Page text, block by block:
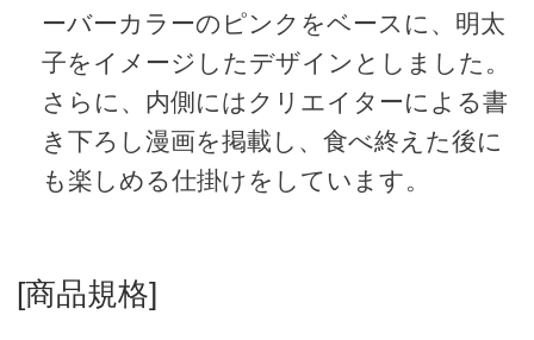
ーバーカラーのピンクをベースに、明太
子をイメージしたデザインとしました。
さらに、内側にはクリエイターによる書
き下ろし漫画を掲載し、食べ終えた後に
も楽しめる仕掛けをしています。
[商品規格]